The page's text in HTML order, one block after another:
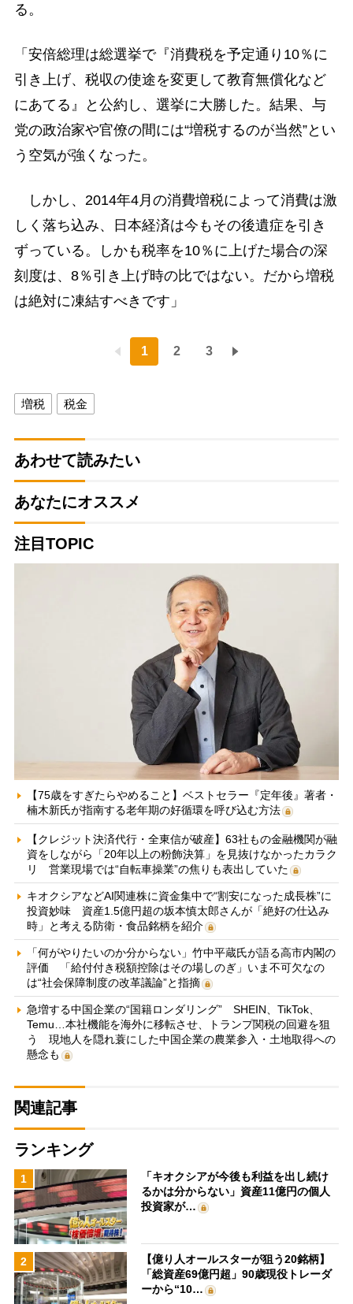
る。
「安倍総理は総選挙で『消費税を予定通り10％に
引き上げ、税収の使途を変更して教育無償化など
にあてる』と公約し、選挙に大勝した。結果、与
党の政治家や官僚の間には“増税するのが当然”とい
う空気が強くなった。
しかし、2014年4月の消費増税によって消費は激
しく落ち込み、日本経済は今もその後遺症を引き
ずっている。しかも税率を10％に上げた場合の深
刻度は、8％引き上げ時の比ではない。だから増税
は絶対に凍結すべきです」
1 2 3
増税 税金
あわせて読みたい
あなたにオススメ
注目TOPIC
【75歳をすぎたらやめること】ベストセラー『定年後』著者・
楠木新氏が指南する老年期の好循環を呼び込む方法
【クレジット決済代行・全東信が破産】63社もの金融機関が融
資をしながら「20年以上の粉飾決算」を見抜けなかったカラク
リ 営業現場では“自転車操業”の焦りも表出していた
キオクシアなどAI関連株に資金集中で“割安になった成長株”に
投資妙味 資産1.5億円超の坂本慎太郎さんが「絶好の仕込み
時」と考える防衛・食品銘柄を紹介
「何がやりたいのか分からない」竹中平蔵氏が語る高市内閣の
評価 「給付付き税額控除はその場しのぎ」いま不可欠なの
は“社会保障制度の改革議論”と指摘
急増する中国企業の“国籍ロンダリング” SHEIN、TikTok、
Temu…本社機能を海外に移転させ、トランプ関税の回避を狙
う 現地人を隠れ蓑にした中国企業の農業参入・土地取得への
懸念も
関連記事
ランキング
1
「キオクシアが今後も利益を出し続け
るかは分からない」資産11億円の個人
投資家が…
2
【億り人オールスターが狙う20銘柄】
「総資産69億円超」90歳現役トレーダ
ーから“10…